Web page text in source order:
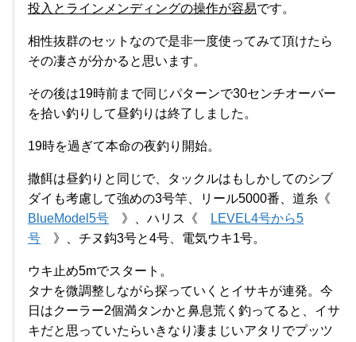
投入とラインメンディングの操作が容易です。
相性抜群のセットなので是非一度使ってみて頂けたら
その凄さが分かると思います。
その後は19時前まで同じパターンで30センチオーバー
を拾い釣りして昼釣りは終了しました。
19時を過ぎて本命の夜釣り開始。
撒餌は昼釣りと同じで、タックルはもしかしてのシブ
ダイも考慮して強めの3号竿、リール5000番、道糸《
BlueModel5号 》、ハリス《
LEVEL4号から5
号 》、チヌ鈎3号と4号、電気ウキ1号。
ウキ止め5mでスタート。
タナを微調整しながら探っていくとイサキが連発。今
日はクーラー2個満タンかと鼻息荒く釣ってると、イサ
キだと思っていたらいきなり凄まじいアタリでプッツ